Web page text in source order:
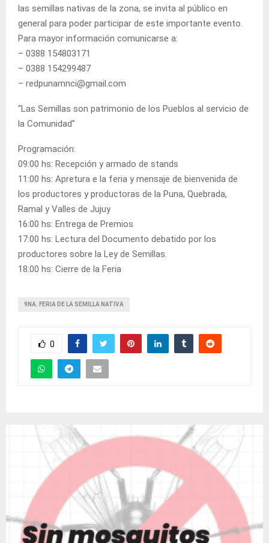
las semillas nativas de la zona, se invita al público en
general para poder participar de este importante evento.
Para mayor información comunicarse a:
– 0388 154803171
– 0388 154299487
– redpunamnci@gmail.com
“Las Semillas son patrimonio de los Pueblos al servicio de
la Comunidad”
Programación:
09:00 hs: Recepción y armado de stands
11:00 hs: Apretura e la feria y mensaje de bienvenida de
los productores y productoras de la Puna, Quebrada,
Ramal y Valles de Jujuy
16:00 hs: Entrega de Premios
17:00 hs: Lectura del Documento debatido por los
productores sobre la Ley de Semillas.
18:00 hs: Cierre de la Feria
9NA. FERIA DE LA SEMILLA NATIVA
0